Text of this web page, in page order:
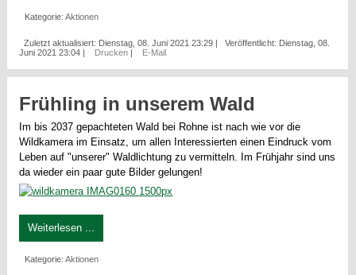
Kategorie:Aktionen
Zuletzt aktualisiert: Dienstag, 08. Juni 2021 23:29 |
Veröffentlicht: Dienstag, 08.
Juni 2021 23:04 | Drucken | E-Mail
Frühling in unserem Wald
Im bis 2037 gepachteten Wald bei Rohne ist nach wie vor die
Wildkamera im Einsatz, um allen Interessierten einen Eindruck vom
Leben auf "unserer" Waldlichtung zu vermitteln. Im Frühjahr sind uns
da wieder ein paar gute Bilder gelungen!
Weiterlesen ...
Kategorie:Aktionen